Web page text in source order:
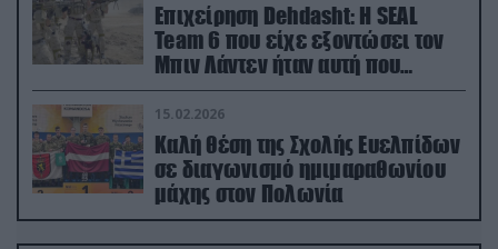
Επιχείρηση Dehdasht: Η SEAL
Team 6 που είχε εξοντώσει τον
Μπιν Λάντεν ήταν αυτή που
διέσωσε τον πιλότο του F-15
15.02.2026
Καλή θέση της Σχολής Ευελπίδων
σε διαγωνισμό ημιμαραθωνίου
μάχης στον Πολωνία